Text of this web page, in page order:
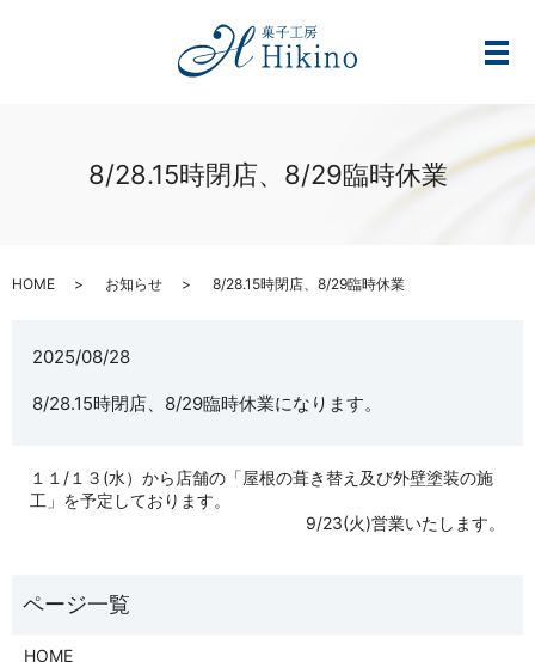
メ
8/28.15時閉店、8/29臨時休業
HOME お知らせ 8/28.15時閉店、8/29臨時休業
2025/08/28
8/28.15時閉店、8/29臨時休業になります。
１１/１３(水）から店舗の「屋根の葺き替え及び外壁塗装の施
工」を予定しております。
9/23(火)営業いたします。
HOME